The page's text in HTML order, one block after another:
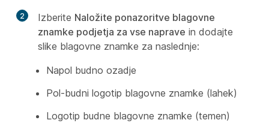
2 Izberite Naložite ponazoritve blagovne
znamke podjetja za vse naprave in dodajte
slike blagovne znamke za naslednje:
Napol budno ozadje
Pol-budni logotip blagovne znamke (lahek)
Logotip budne blagovne znamke (temen)